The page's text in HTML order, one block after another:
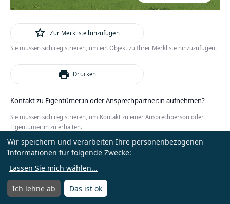
Menü öffnen
star_outline Zur Merkliste hinzufügen
Sie müssen sich registrieren, um ein Objekt zu Ihrer Merkliste hinzuzufügen.
print Drucken
Kontakt zu Eigentümer:in oder Ansprechpartner:in aufnehmen?
Sie müssen sich registrieren, um Kontakt zu einer Ansprechperson oder
Eigentümer:in zu erhalten.
Anmelden oder Kostenlos registrieren
Wir speichern und verarbeiten Ihre personenbezogenen
Informationen für folgende Zwecke:
Lassen Sie mich wählen...
Ich lehne ab Das ist ok